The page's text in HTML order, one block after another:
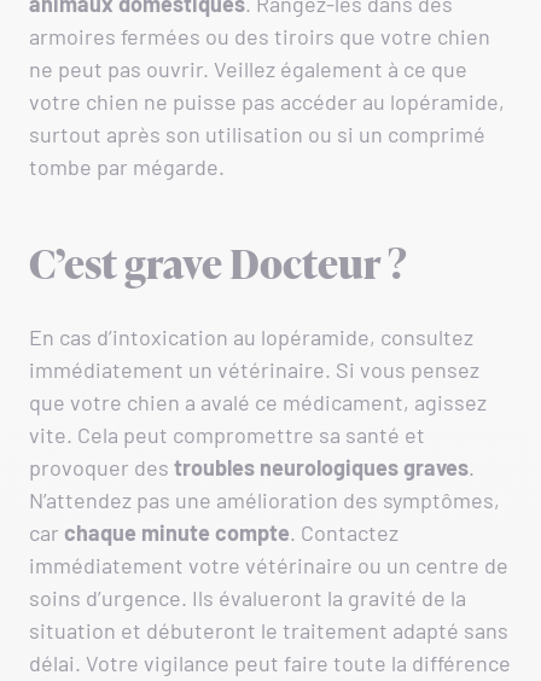
armoires fermées ou des tiroirs que votre chien
ne peut pas ouvrir. Veillez également à ce que
votre chien ne puisse pas accéder au lopéramide,
surtout après son utilisation ou si un comprimé
tombe par mégarde.
C’est grave Docteur ?
En cas d’intoxication au lopéramide, consultez
immédiatement un vétérinaire. Si vous pensez
que votre chien a avalé ce médicament, agissez
vite. Cela peut compromettre sa santé et
provoquer des troubles neurologiques graves.
N’attendez pas une amélioration des symptômes,
car chaque minute compte. Contactez
immédiatement votre vétérinaire ou un centre de
soins d’urgence. Ils évalueront la gravité de la
situation et débuteront le traitement adapté sans
délai. Votre vigilance peut faire toute la différence